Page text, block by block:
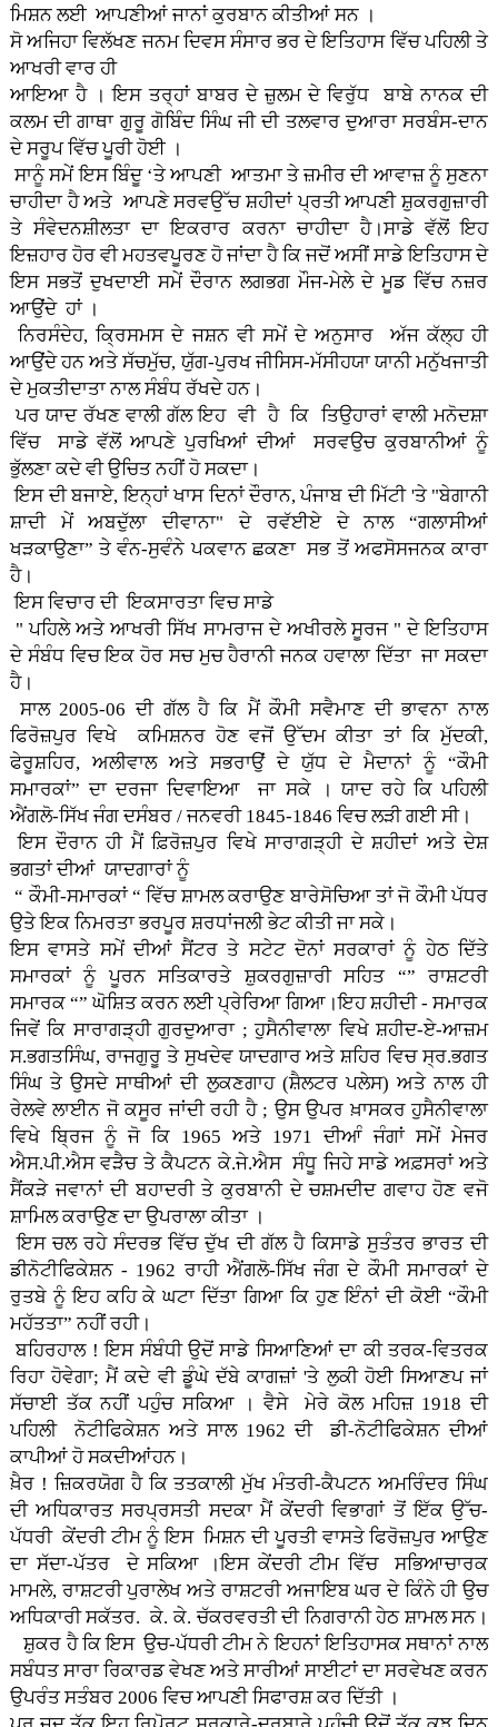
ਮਿਸ਼ਨ ਲਈ ਆਪਣੀਆਂ ਜਾਨਾਂ ਕੁਰਬਾਨ ਕੀਤੀਆਂ ਸਨ ।
ਸੋ ਅਜਿਹਾ ਵਿਲੱਖਣ ਜਨਮ ਦਿਵਸ ਸੰਸਾਰ ਭਰ ਦੇ ਇਤਿਹਾਸ ਵਿੱਚ ਪਹਿਲੀ ਤੇ
ਆਖਰੀ ਵਾਰ ਹੀ
ਆਇਆ ਹੈ । ਇਸ ਤਰ੍ਹਾਂ ਬਾਬਰ ਦੇ ਜ਼ੁਲਮ ਦੇ ਵਿਰੁੱਧ ਬਾਬੇ ਨਾਨਕ ਦੀ
ਕਲਮ ਦੀ ਗਾਥਾ ਗੁਰੂ ਗੋਬਿੰਦ ਸਿੰਘ ਜੀ ਦੀ ਤਲਵਾਰ ਦੁਆਰਾ ਸਰਬੰਸ-ਦਾਨ
ਦੇ ਸਰੂਪ ਵਿੱਚ ਪੂਰੀ ਹੋਈ ।
ਸਾਨੂੰ ਸਮੇਂ ਇਸ ਬਿੰਦੂ ‘ਤੇ ਆਪਣੀ ਆਤਮਾ ਤੇ ਜ਼ਮੀਰ ਦੀ ਆਵਾਜ਼ ਨੂੰ ਸੁਣਨਾ
ਚਾਹੀਦਾ ਹੈ ਅਤੇ ਆਪਣੇ ਸਰਵਉੱਚ ਸ਼ਹੀਦਾਂ ਪ੍ਰਤੀ ਆਪਣੀ ਸ਼ੁਕਰਗੁਜ਼ਾਰੀ
ਤੇ ਸੰਵੇਦਨਸ਼ੀਲਤਾ ਦਾ ਇਕਰਾਰ ਕਰਨਾ ਚਾਹੀਦਾ ਹੈ।ਸਾਡੇ ਵੱਲੋਂ ਇਹ
ਇਜ਼ਹਾਰ ਹੋਰ ਵੀ ਮਹਤਵਪੂਰਣ ਹੋ ਜਾਂਦਾ ਹੈ ਕਿ ਜਦੋਂ ਅਸੀਂ ਸਾਡੇ ਇਤਿਹਾਸ ਦੇ
ਇਸ ਸਭਤੋਂ ਦੁਖਦਾਈ ਸਮੇਂ ਦੌਰਾਨ ਲਗਭਗ ਮੌਜ-ਮੇਲੇ ਦੇ ਮੂਡ ਵਿੱਚ ਨਜ਼ਰ
ਆਉਂਦੇ ਹਾਂ ।
ਨਿਰਸੰਦੇਹ, ਕ੍ਰਿਸਮਸ ਦੇ ਜਸ਼ਨ ਵੀ ਸਮੇਂ ਦੇ ਅਨੁਸਾਰ ਅੱਜ ਕੱਲ੍ਹ ਹੀ
ਆਉਂਦੇ ਹਨ ਅਤੇ ਸੱਚਮੁੱਚ, ਯੁੱਗ-ਪੁਰਖ ਜੀਸਿਸ-ਮੱਸੀਹਯਾ ਯਾਨੀ ਮਨੁੱਖਜਾਤੀ
ਦੇ ਮੁਕਤੀਦਾਤਾ ਨਾਲ ਸੰਬੰਧ ਰੱਖਦੇ ਹਨ।
ਪਰ ਯਾਦ ਰੱਖਣ ਵਾਲੀ ਗੱਲ ਇਹ ਵੀ ਹੈ ਕਿ ਤਿਉਹਾਰਾਂ ਵਾਲੀ ਮਨੋਦਸ਼ਾ
ਵਿੱਚ ਸਾਡੇ ਵੱਲੋਂ ਆਪਣੇ ਪੁਰਖਿਆਂ ਦੀਆਂ ਸਰਵਉਚ ਕੁਰਬਾਨੀਆਂ ਨੂੰ
ਭੁੱਲਣਾ ਕਦੇ ਵੀ ਉਚਿਤ ਨਹੀਂ ਹੋ ਸਕਦਾ।
ਇਸ ਦੀ ਬਜਾਏ, ਇਨ੍ਹਾਂ ਖਾਸ ਦਿਨਾਂ ਦੌਰਾਨ, ਪੰਜਾਬ ਦੀ ਮਿੱਟੀ 'ਤੇ "ਬੇਗਾਨੀ
ਸ਼ਾਦੀ ਮੇਂ ਅਬਦੁੱਲਾ ਦੀਵਾਨਾ" ਦੇ ਰਵੱਈਏ ਦੇ ਨਾਲ “ਗਲਾਸੀਆਂ
ਖੜਕਾਉਣਾ” ਤੇ ਵੰਨ-ਸੁਵੰਨੇ ਪਕਵਾਨ ਛਕਣਾ ਸਭ ਤੋਂ ਅਫਸੋਸਜਨਕ ਕਾਰਾ
ਹੈ।
ਇਸ ਵਿਚਾਰ ਦੀ ਇਕਸਾਰਤਾ ਵਿਚ ਸਾਡੇ
" ਪਹਿਲੇ ਅਤੇ ਆਖਰੀ ਸਿੱਖ ਸਾਮਰਾਜ ਦੇ ਅਖੀਰਲੇ ਸੂਰਜ " ਦੇ ਇਤਿਹਾਸ
ਦੇ ਸੰਬੰਧ ਵਿਚ ਇਕ ਹੋਰ ਸਚ ਮੁਚ ਹੈਰਾਨੀ ਜਨਕ ਹਵਾਲਾ ਦਿੱਤਾ ਜਾ ਸਕਦਾ
ਹੈ।
ਸਾਲ 2005-06 ਦੀ ਗੱਲ ਹੈ ਕਿ ਮੈਂ ਕੌਮੀ ਸਵੈਮਾਣ ਦੀ ਭਾਵਨਾ ਨਾਲ
ਫਿਰੋਜ਼ਪੁਰ ਵਿਖੇ ਕਮਿਸ਼ਨਰ ਹੋਣ ਵਜੋਂ ਉੱਦਮ ਕੀਤਾ ਤਾਂ ਕਿ ਮੁੱਦਕੀ,
ਫੇਰੂਸ਼ਹਿਰ, ਅਲੀਵਾਲ ਅਤੇ ਸਭਰਾਉਂ ਦੇ ਯੁੱਧ ਦੇ ਮੈਦਾਨਾਂ ਨੂੰ “ਕੌਮੀ
ਸਮਾਰਕਾਂ” ਦਾ ਦਰਜਾ ਦਿਵਾਇਆ ਜਾ ਸਕੇ । ਯਾਦ ਰਹੇ ਕਿ ਪਹਿਲੀ
ਐਂਗਲੋ-ਸਿੱਖ ਜੰਗ ਦਸੰਬਰ / ਜਨਵਰੀ 1845-1846 ਵਿਚ ਲੜੀ ਗਈ ਸੀ।
ਇਸ ਦੌਰਾਨ ਹੀ ਮੈਂ ਫ਼ਿਰੋਜ਼ਪੁਰ ਵਿਖੇ ਸਾਰਾਗੜ੍ਹੀ ਦੇ ਸ਼ਹੀਦਾਂ ਅਤੇ ਦੇਸ਼
ਭਗਤਾਂ ਦੀਆਂ ਯਾਦਗਾਰਾਂ ਨੂੰ
“ ਕੌਮੀ-ਸਮਾਰਕਾਂ “ ਵਿੱਚ ਸ਼ਾਮਲ ਕਰਾਉਣ ਬਾਰੇਸੋਚਿਆ ਤਾਂ ਜੋ ਕੌਮੀ ਪੱਧਰ
ਉਤੇ ਇਕ ਨਿਮਰਤਾ ਭਰਪੂਰ ਸ਼ਰਧਾਂਜਲੀ ਭੇਟ ਕੀਤੀ ਜਾ ਸਕੇ।
ਇਸ ਵਾਸਤੇ ਸਮੇਂ ਦੀਆਂ ਸੈਂਟਰ ਤੇ ਸਟੇਟ ਦੋਨਾਂ ਸਰਕਾਰਾਂ ਨੂੰ ਹੇਠ ਦਿੱਤੇ
ਸਮਾਰਕਾਂ ਨੂੰ ਪੂਰਨ ਸਤਿਕਾਰਤੇ ਸ਼ੁਕਰਗੁਜ਼ਾਰੀ ਸਹਿਤ “” ਰਾਸ਼ਟਰੀ
ਸਮਾਰਕ “” ਘੋਸ਼ਿਤ ਕਰਨ ਲਈ ਪ੍ਰੇਰਿਆ ਗਿਆ।ਇਹ ਸ਼ਹੀਦੀ - ਸਮਾਰਕ
ਜਿਵੇਂ ਕਿ ਸਾਰਾਗੜ੍ਹੀ ਗੁਰਦੁਆਰਾ ; ਹੁਸੈਨੀਵਾਲਾ ਵਿਖੇ ਸ਼ਹੀਦ-ਏ-ਆਜ਼ਮ
ਸ.ਭਗਤਸਿੰਘ, ਰਾਜਗੁਰੂ ਤੇ ਸੁਖਦੇਵ ਯਾਦਗਾਰ ਅਤੇ ਸ਼ਹਿਰ ਵਿਚ ਸ੍ਰ.ਭਗਤ
ਸਿੰਘ ਤੇ ਉਸਦੇ ਸਾਥੀਆਂ ਦੀ ਲੁਕਣਗਾਹ (ਸ਼ੈਲਟਰ ਪਲੇਸ) ਅਤੇ ਨਾਲ ਹੀ
ਰੇਲਵੇ ਲਾਈਨ ਜੋ ਕਸੂਰ ਜਾਂਦੀ ਰਹੀ ਹੈ ; ਉਸ ਉਪਰ ਖ਼ਾਸਕਰ ਹੁਸੈਨੀਵਾਲਾ
ਵਿਖੇ ਬ੍ਰਿਜ ਨੂੰ ਜੋ ਕਿ 1965 ਅਤੇ 1971 ਦੀਆੰ ਜੰਗਾਂ ਸਮੇਂ ਮੇਜਰ
ਐਸ.ਪੀ.ਐਸ ਵੜੈਚ ਤੇ ਕੈਪਟਨ ਕੇ.ਜੇ.ਐਸ ਸੰਧੂ ਜਿਹੇ ਸਾਡੇ ਅਫ਼ਸਰਾਂ ਅਤੇ
ਸੈਂਕੜੇ ਜਵਾਨਾਂ ਦੀ ਬਹਾਦਰੀ ਤੇ ਕੁਰਬਾਨੀ ਦੇ ਚਸ਼ਮਦੀਦ ਗਵਾਹ ਹੋਣ ਵਜੋ
ਸ਼ਾਮਿਲ ਕਰਾਉਣ ਦਾ ਉਪਰਾਲਾ ਕੀਤਾ ।
ਇਸ ਚਲ ਰਹੇ ਸੰਦਰਭ ਵਿੱਚ ਦੁੱਖ ਦੀ ਗੱਲ ਹੈ ਕਿਸਾਡੇ ਸੁਤੰਤਰ ਭਾਰਤ ਦੀ
ਡੀਨੋਟੀਫਿਕੇਸ਼ਨ - 1962 ਰਾਹੀ ਐਂਗਲੋ-ਸਿੱਖ ਜੰਗ ਦੇ ਕੌਮੀ ਸਮਾਰਕਾਂ ਦੇ
ਰੁਤਬੇ ਨੂੰ ਇਹ ਕਹਿ ਕੇ ਘਟਾ ਦਿੱਤਾ ਗਿਆ ਕਿ ਹੁਣ ਇੰਨਾਂ ਦੀ ਕੋਈ “ਕੌਮੀ
ਮਹੱਤਤਾ” ਨਹੀਂ ਰਹੀ।
ਬਹਿਰਹਾਲ ! ਇਸ ਸੰਬੰਧੀ ਉਦੋਂ ਸਾਡੇ ਸਿਆਣਿਆਂ ਦਾ ਕੀ ਤਰਕ-ਵਿਤਰਕ
ਰਿਹਾ ਹੋਵੇਗਾ; ਮੈਂ ਕਦੇ ਵੀ ਡੂੰਘੇ ਦੱਬੇ ਕਾਗਜ਼ਾਂ 'ਤੇ ਲੁਕੀ ਹੋਈ ਸਿਆਣਪ ਜਾਂ
ਸੱਚਾਈ ਤੱਕ ਨਹੀਂ ਪਹੁੰਚ ਸਕਿਆ । ਵੈਸੇ ਮੇਰੇ ਕੋਲ ਮਹਿਜ਼ 1918 ਦੀ
ਪਹਿਲੀ ਨੋਟੀਫਿਕੇਸ਼ਨ ਅਤੇ ਸਾਲ 1962 ਦੀ ਡੀ-ਨੋਟੀਫਿਕੇਸ਼ਨ ਦੀਆਂ
ਕਾਪੀਆਂ ਹੋ ਸਕਦੀਆਂਹਨ।
ਖ਼ੈਰ ! ਜ਼ਿਕਰਯੋਗ ਹੈ ਕਿ ਤਤਕਾਲੀ ਮੁੱਖ ਮੰਤਰੀ-ਕੈਪਟਨ ਅਮਰਿੰਦਰ ਸਿੰਘ
ਦੀ ਅਧਿਕਾਰਤ ਸਰਪ੍ਰਸਤੀ ਸਦਕਾ ਮੈਂ ਕੇਂਦਰੀ ਵਿਭਾਗਾਂ ਤੋਂ ਇੱਕ ਉੱਚ-
ਪੱਧਰੀ ਕੇਂਦਰੀ ਟੀਮ ਨੂੰ ਇਸ ਮਿਸ਼ਨ ਦੀ ਪੂਰਤੀ ਵਾਸਤੇ ਫਿਰੋਜ਼ਪੁਰ ਆਉਣ
ਦਾ ਸੱਦਾ-ਪੱਤਰ ਦੇ ਸਕਿਆ ।ਇਸ ਕੇਂਦਰੀ ਟੀਮ ਵਿੱਚ ਸਭਿਆਚਾਰਕ
ਮਾਮਲੇ, ਰਾਸ਼ਟਰੀ ਪੁਰਾਲੇਖ ਅਤੇ ਰਾਸ਼ਟਰੀ ਅਜਾਇਬ ਘਰ ਦੇ ਕਿੰਨੇ ਹੀ ਉਚ
ਅਧਿਕਾਰੀ ਸਕੱਤਰ. ਕੇ. ਕੇ. ਚੱਕਰਵਰਤੀ ਦੀ ਨਿਗਰਾਨੀ ਹੇਠ ਸ਼ਾਮਲ ਸਨ।
ਸ਼ੁਕਰ ਹੈ ਕਿ ਇਸ ਉਚ-ਪੱਧਰੀ ਟੀਮ ਨੇ ਇਹਨਾਂ ਇਤਿਹਾਸਕ ਸਥਾਨਾਂ ਨਾਲ
ਸਬੰਧਤ ਸਾਰਾ ਰਿਕਾਰਡ ਵੇਖਣ ਅਤੇ ਸਾਰੀਆਂ ਸਾਈਟਾਂ ਦਾ ਸਰਵੇਖਣ ਕਰਨ
ਉਪਰੰਤ ਸਤੰਬਰ 2006 ਵਿਚ ਆਪਣੀ ਸਿਫਾਰਸ਼ ਕਰ ਦਿੱਤੀ ।